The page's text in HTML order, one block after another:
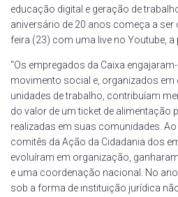
educação digital e geração de
aniversário de 20 anos começa a
feira (23) com uma live no Youtube, a
“Os empregados da Caixa
movimento social e, organizados
unidades de trabalho, contribuíam
do valor de um ticket de alimentação
realizadas em suas comunidades.
comitês da Ação da Cidadania dos
evoluíram em organização,
e uma coordenação nacional. No
sob a forma de instituição jurídica